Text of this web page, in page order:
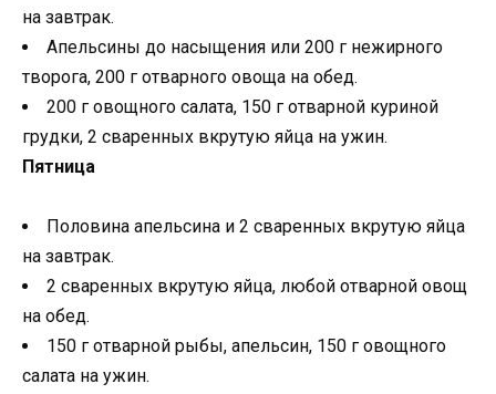
на завтрак.
Апельсины до насыщения или 200 г нежирного
творога, 200 г отварного овоща на обед.
200 г овощного салата, 150 г отварной куриной
грудки, 2 сваренных вкрутую яйца на ужин.
Пятница
Половина апельсина и 2 сваренных вкрутую яйца
на завтрак.
2 сваренных вкрутую яйца, любой отварной овощ
на обед.
150 г отварной рыбы, апельсин, 150 г овощного
салата на ужин.